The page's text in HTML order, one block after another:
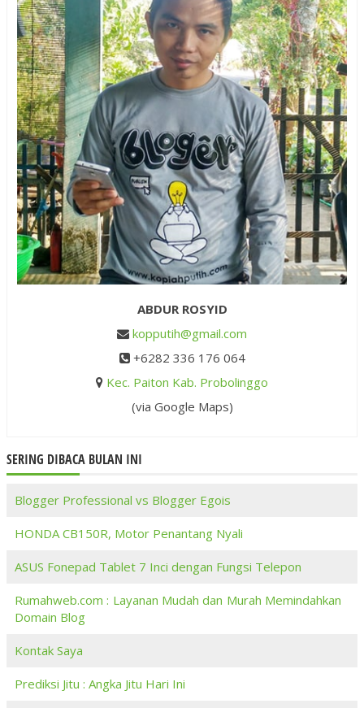
ABDUR ROSYID
kopputih@gmail.com
+6282 336 176 064
Kec. Paiton Kab. Probolinggo
(via Google Maps)
SERING DIBACA BULAN INI
Blogger Professional vs Blogger Egois
HONDA CB150R, Motor Penantang Nyali
ASUS Fonepad Tablet 7 Inci dengan Fungsi Telepon
Rumahweb.com : Layanan Mudah dan Murah Memindahkan
Domain Blog
Kontak Saya
Prediksi Jitu : Angka Jitu Hari Ini